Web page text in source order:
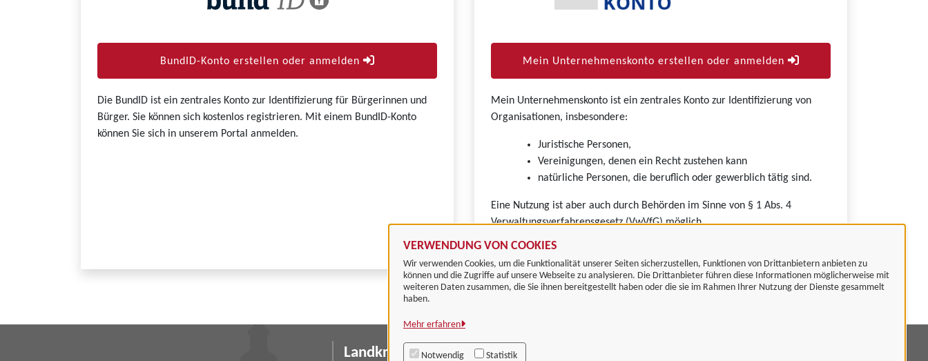
VERWENDUNG VON COOKIES
Wir verwenden Cookies, um die Funktionalität unserer Seiten sicherzustellen, Funktionen von Drittanbietern anbieten zu
können und die Zugriffe auf unsere Webseite zu analysieren. Die Drittanbieter führen diese Informationen möglicherweise mit
weiteren Daten zusammen, die Sie ihnen bereitgestellt haben oder die sie im Rahmen Ihrer Nutzung der Dienste gesammelt
haben.
Mehr erfahren
Notwendig Statistik
BundID-Konto erstellen oder anmelden
Die BundID ist ein zentrales Konto zur Identifizierung für Bürgerinnen und
Bürger. Sie können sich kostenlos registrieren. Mit einem BundID-Konto
können Sie sich in unserem Portal anmelden.
Mein Unternehmenskonto erstellen oder anmelden
Mein Unternehmenskonto ist ein zentrales Konto zur Identifizierung von
Organisationen, insbesondere:
Juristische Personen,
Vereinigungen, denen ein Recht zustehen kann
natürliche Personen, die beruflich oder gewerblich tätig sind.
Eine Nutzung ist aber auch durch Behörden im Sinne von § 1 Abs. 4
Verwaltungsverfahrensgesetz (VwVfG) möglich.
Landkreis Göttingen